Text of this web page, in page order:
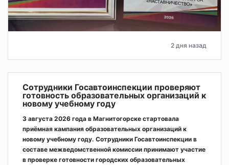
2 дня назад
Сотрудники Госавтоинспекции проверяют
готовность образовательных организаций к
новому учебному году
3 августа 2026 года в Магнитогорске стартовала
приёмная кампания образовательных организаций к
новому учебному году. Сотрудники Госавтоинспекции в
составе межведомственной комиссии принимают участие
в проверке готовности городских образовательных